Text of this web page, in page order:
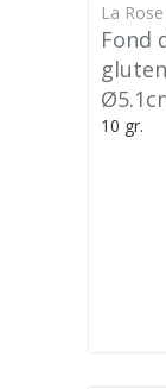
La
Fond
10 gr.